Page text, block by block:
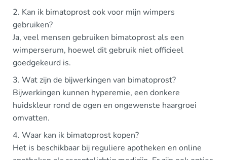
2. Kan ik bimatoprost ook voor mijn wimpers
gebruiken?
Ja, veel mensen gebruiken bimatoprost als een
wimperserum, hoewel dit gebruik niet officieel
goedgekeurd is.
3. Wat zijn de bijwerkingen van bimatoprost?
Bijwerkingen kunnen hyperemie, een donkere
huidskleur rond de ogen en ongewenste haargroei
omvatten.
4. Waar kan ik bimatoprost kopen?
Het is beschikbaar bij reguliere apotheken en online